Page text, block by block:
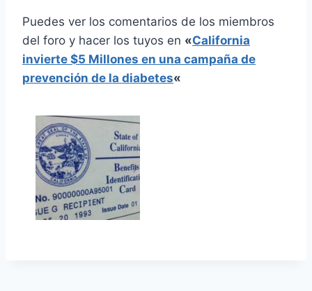
Puedes ver los comentarios de los miembros
del foro y hacer los tuyos en «California
invierte $5 Millones en una campaña de
prevención de la diabetes«